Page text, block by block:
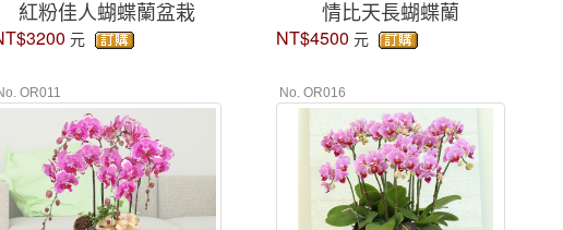
紅粉佳人蝴蝶蘭盆栽
元
情比天長蝴蝶蘭
NT$4500 元
OR011 No. OR016